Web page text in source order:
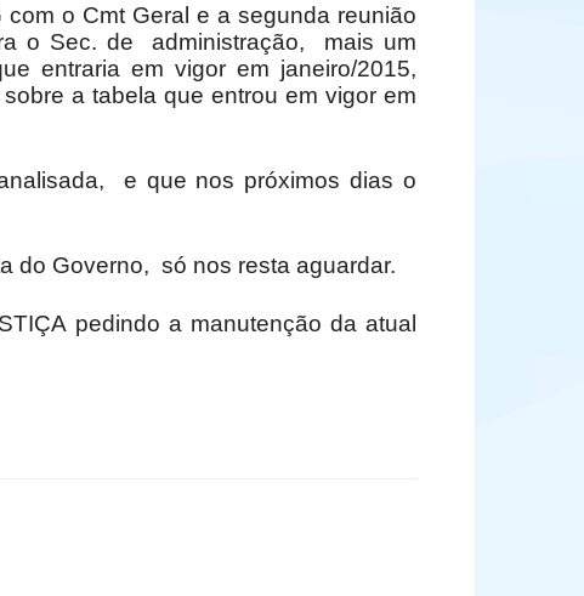
o Cmt Geral e a segunda reunião
o Sec. de administração, mais um
entraria em vigor em janeiro/2015,
a tabela que entrou em vigor em
e que nos próximos dias o
do Governo, só nos resta aguardar.
pedindo a manutenção da atual